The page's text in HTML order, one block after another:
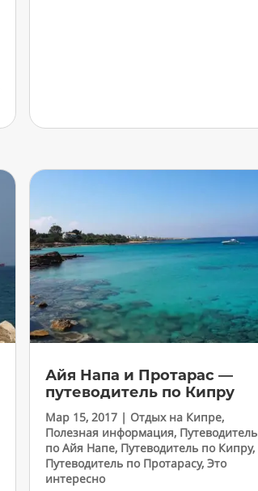
Айя Напа и Протарас —
путеводитель по Кипру
Мар 15, 2017| Отдых на Кипре,
Полезная информация, Путеводитель
по Айя Напе, Путеводитель по Кипру,
Путеводитель по Протарасу, Это
интересно